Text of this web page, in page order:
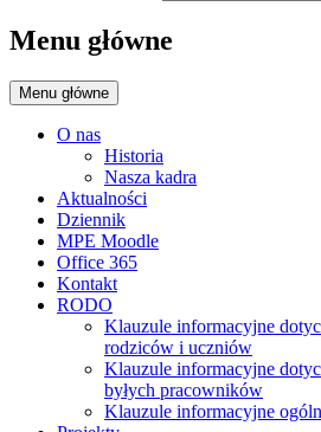
Menu główne
Menu główne
O nas
Historia
Nasza kadra
Aktualności
Dziennik
MPE Moodle
Office 365
Kontakt
RODO
Klauzule informacyjne
rodziców i uczniów
Klauzule informacyjne
byłych pracowników
Klauzule informacyjne